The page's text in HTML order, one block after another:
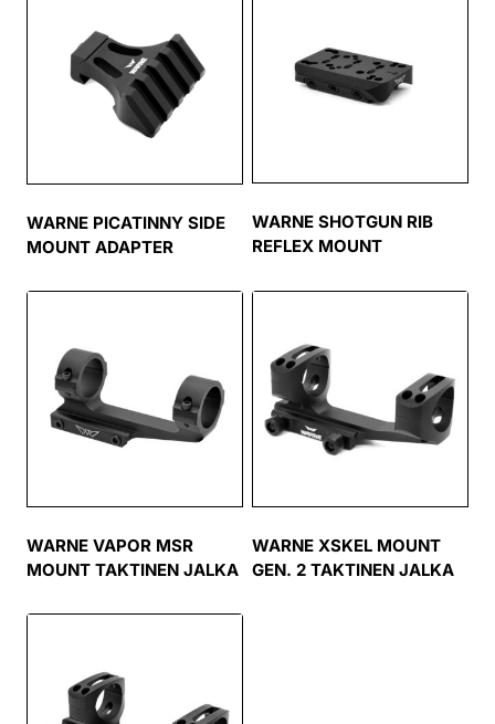
WARNE PICATINNY SIDE
MOUNT ADAPTER
WARNE SHOTGUN RIB
REFLEX MOUNT
WARNE VAPOR MSR
MOUNT TAKTINEN JALKA
WARNE XSKEL MOUNT
GEN. 2 TAKTINEN JALKA